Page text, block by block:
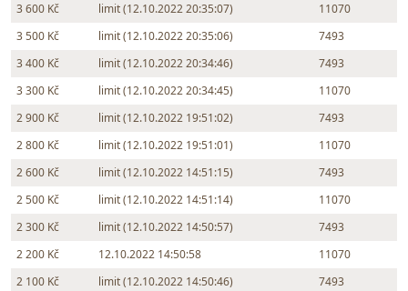
3 600 Kč
limit (12.10.2022 20:35:07)
11070
3 500 Kč
limit (12.10.2022 20:35:06)
7493
3 400 Kč
limit (12.10.2022 20:34:46)
7493
3 300 Kč
limit (12.10.2022 20:34:45)
11070
2 900 Kč
limit (12.10.2022 19:51:02)
7493
2 800 Kč
limit (12.10.2022 19:51:01)
11070
2 600 Kč
limit (12.10.2022 14:51:15)
7493
2 500 Kč
limit (12.10.2022 14:51:14)
11070
2 300 Kč
limit (12.10.2022 14:50:57)
7493
2 200 Kč
12.10.2022 14:50:58
11070
2 100 Kč
limit (12.10.2022 14:50:46)
7493